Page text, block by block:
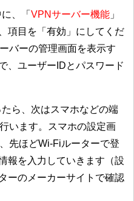
、「 VPNサーバー機能 」
項目を「有効」にしてくだ
バーの管理画面を表示す
、ユーザーIDとパスワード
ら、次はスマホなどの端
います。スマホの設定画
先ほどWi-Fiルーターで登
報を入力していきます（設
ーのメーカーサイトで確認